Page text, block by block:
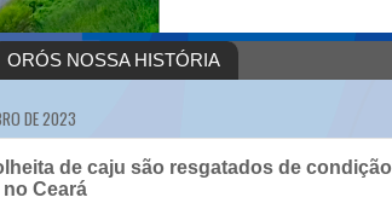
ORÓS NOSSA HISTÓRIA
DE 2023
de caju são resgatados de condição
Ceará